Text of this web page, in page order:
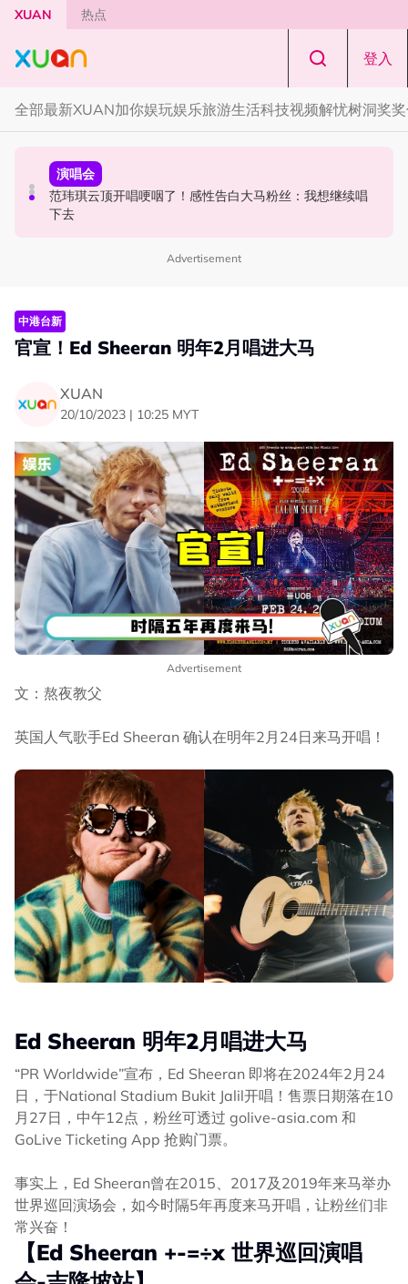
Skip to main content
XUAN 热点
登入
全部最新XUAN加你娱玩娱乐旅游生活科技视频解忧树洞奖
中港台新
陈土豆玩梗《下一站幸福》！同框阿信、吴建豪上演“光晞
不能捐”桥段
演唱会
范玮琪云顶开唱哽咽了！感性告白大马粉丝：我想继续唱
下去
中港台新
《披荆斩棘2026》正式官宣全阵容！余文乐、刘畊宏、孙
楠都来了
Advertisement
中港台新
官宣！Ed Sheeran 明年2月唱进大马
XUAN
20/10/2023 | 10:25 MYT
Advertisement
文：熬夜教父
英国人气歌手Ed Sheeran 确认在明年2月24日来马开唱！
Ed Sheeran 明年2月唱进大马
“PR Worldwide”宣布，Ed Sheeran 即将在2024年2月24
日，于National Stadium Bukit Jalil开唱！售票日期落在10
月27日，中午12点，粉丝可透过 golive-asia.com 和
GoLive Ticketing App 抢购门票。
事实上，Ed Sheeran曾在2015、2017及2019年来马举办
世界巡回演场会，如今时隔5年再度来马开唱，让粉丝们非
常兴奋！
【Ed Sheeran +-=÷x 世界巡回演唱